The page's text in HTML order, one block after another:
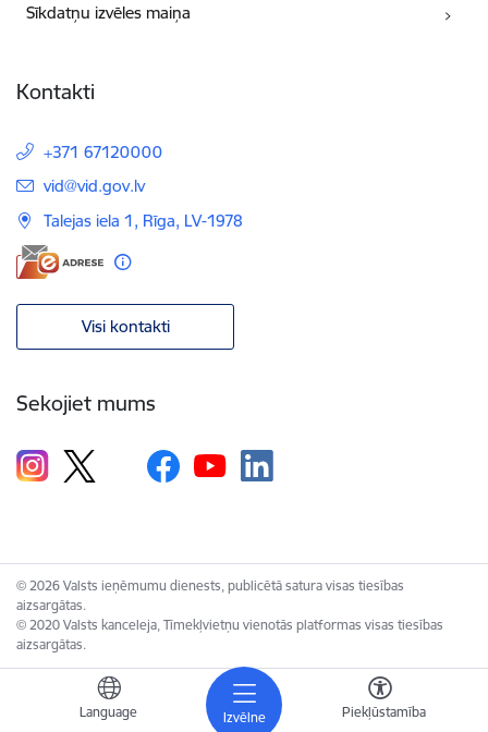
Izvēlne
Language Piekļūstamība
Sīkdatņu izvēles maiņa
Kontakti
+371 67120000
E-pasts:
vid@vid.gov.lv
Talejas iela 1, Rīga, LV-1978
Visi kontakti
Sekojiet mums
© 2026 Valsts ieņēmumu dienests, publicētā satura visas tiesības
aizsargātas.
© 2020 Valsts kanceleja, Tīmekļvietņu vienotās platformas visas tiesības
aizsargātas.